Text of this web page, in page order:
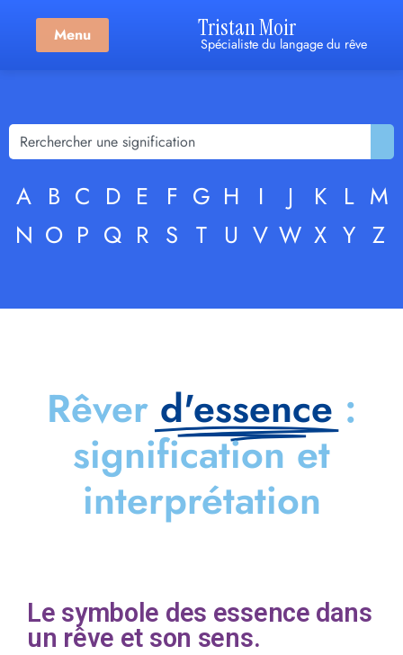
Menu Tristan Moir
Spécialiste du langage du rêve
A B C D E F G H I J K L M
N O P Q R S T U V W X Y Z
Rêver d'essence :
signification et
interprétation
Le symbole des essence dans
un rêve et son sens.